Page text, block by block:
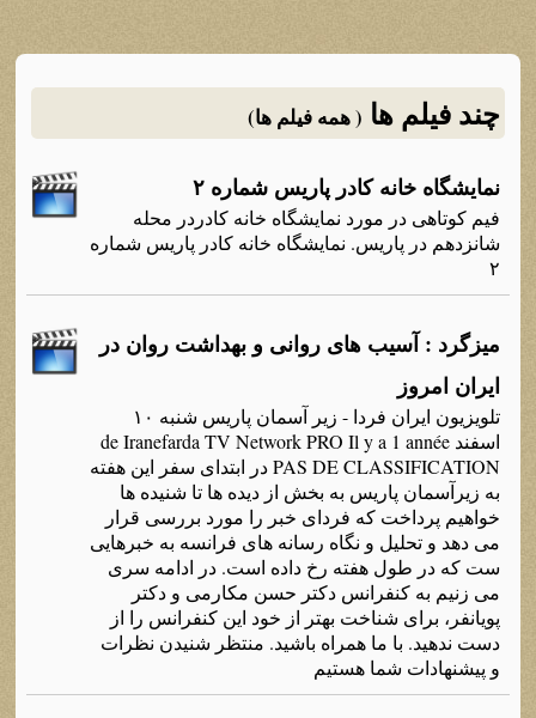
چند فیلم ها ( همه فیلم ها)
نمایشگاه خانه کادر پاریس شماره ۲
فیم کوتاهی در مورد نمایشگاه خانه کادردر محله
شانزدهم در پاریس. نمایشگاه خانه کادر پاریس شماره
۲
میزگرد : آسیب های روانی و بهداشت روان در
ایران امروز
تلویزیون ایران فردا - زیر آسمان پاریس شنبه ۱۰
اسفند de Iranefarda TV Network PRO Il y a 1 année
PAS DE CLASSIFICATION در ابتدای سفر این هفته
به زیرآسمان پاریس به بخش از دیده ها تا شنیده ها
خواهیم پرداخت که فردای خبر را مورد بررسی قرار
می دهد و تحلیل و نگاه رسانه های فرانسه به خبرهایی
ست که در طول هفته رخ داده است. در ادامه سری
می زنیم به کنفرانس دکتر حسن مکارمی و دکتر
پویانفر، برای شناخت بهتر از خود این کنفرانس را از
دست ندهید. با ما همراه باشید. منتظر شنیدن نظرات
و پیشنهادات شما هستیم